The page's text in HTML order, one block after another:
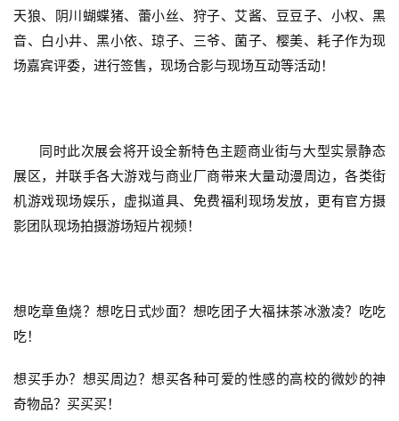
首
天狼、阴川蝴蝶猪、蕾小丝、狩子、艾酱、豆豆子、小权、黑
音、白小井、黑小依、琼子、三爷、菌子、樱美、耗子作为现
场嘉宾评委，进行签售，现场合影与现场互动等活动！
同时此次展会将开设全新特色主题商业街与大型实景静态
展区，并联手各大游戏与商业厂商带来大量动漫周边，各类街
机游戏现场娱乐，虚拟道具、免费福利现场发放，更有官方摄
影团队现场拍摄游场短片视频！
想吃章鱼烧？想吃日式炒面？想吃团子大福抹茶冰激凌？吃吃
吃！
想买手办？想买周边？想买各种可爱的性感的高校的微妙的神
奇物品？买买买！